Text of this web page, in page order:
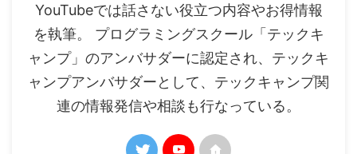
YouTubeでは話さない役立つ内容やお得情報
を執筆。 プログラミングスクール「テックキ
ャンプ」のアンバサダーに認定され、テックキ
ャンプアンバサダーとして、テックキャンプ関
連の情報発信や相談も行なっている。